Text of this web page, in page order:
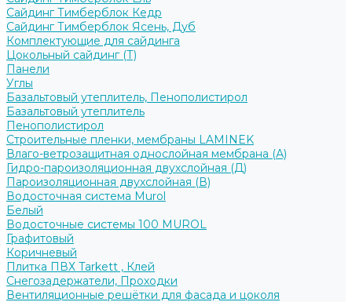
Сайдинг Тимберблок Кедр
Сайдинг Тимберблок Ясень, Дуб
Комплектующие для сайдинга
Цокольный сайдинг (Т)
Панели
Углы
Базальтовый утеплитель, Пенополистирол
Базальтовый утеплитель
Пенополистирол
Строительные пленки, мембраны LAMINEK
Влаго-ветрозащитная однослойная мембрана (А)
Гидро-пароизоляционная двухслойная (Д)
Пароизоляционная двухслойная (В)
Водосточная система Murol
Белый
Водосточные системы 100 MUROL
Графитовый
Коричневый
Плитка ПВХ Tarkett , Клей
Снегозадержатели, Проходки
Вентиляционные решётки для фасада и цоколя